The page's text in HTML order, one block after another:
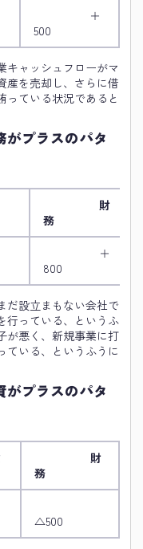
＋
500
キャッシュフローがマ
産を売却し、さらに借
っている状況であると
プラスのパタ
財
務
＋
800
だ設立まもない会社で
行っている、というふ
が悪く、新規事業に打
ている、というふうに
プラスのパタ
財
務
△500